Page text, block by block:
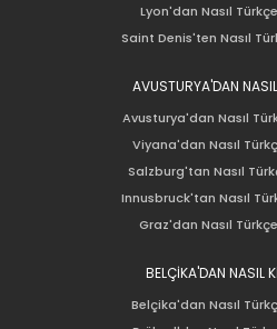
Lyon'dan Nasıl
Saint Denis'ten Nasıl
AVUSTURYA'DAN
Avusturya'dan Nasıl
Viyana'dan Nasıl
Salzburg'tan Nasıl
Innusbruck'tan Nasıl
Graz'dan Nasıl
BELÇİKA'DAN NASIL
Belçika'dan Nasıl